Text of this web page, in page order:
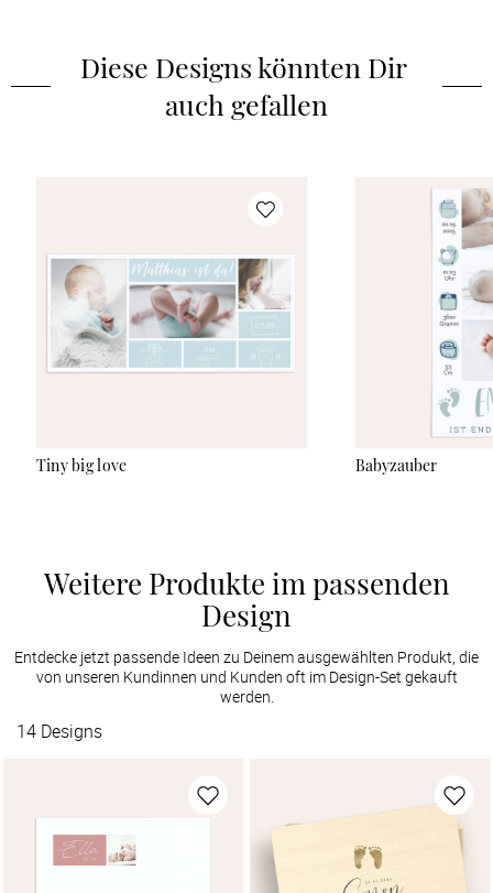
Diese Designs könnten Dir
auch gefallen
Tiny big love Babyzauber
Weitere Produkte im passenden
Design
Entdecke jetzt passende Ideen zu Deinem ausgewählten Produkt, die
von unseren Kundinnen und Kunden oft im Design-Set gekauft
werden.
14 Designs